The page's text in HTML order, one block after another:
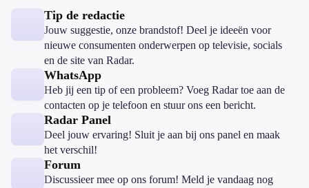
Tip de redactie
Jouw suggestie, onze brandstof! Deel je ideeën voor
nieuwe consumenten onderwerpen op televisie, socials
en de site van Radar.
WhatsApp
Heb jij een tip of een probleem? Voeg Radar toe aan de
contacten op je telefoon en stuur ons een bericht.
Radar Panel
Deel jouw ervaring! Sluit je aan bij ons panel en maak
het verschil!
Forum
Discussieer mee op ons forum! Meld je vandaag nog